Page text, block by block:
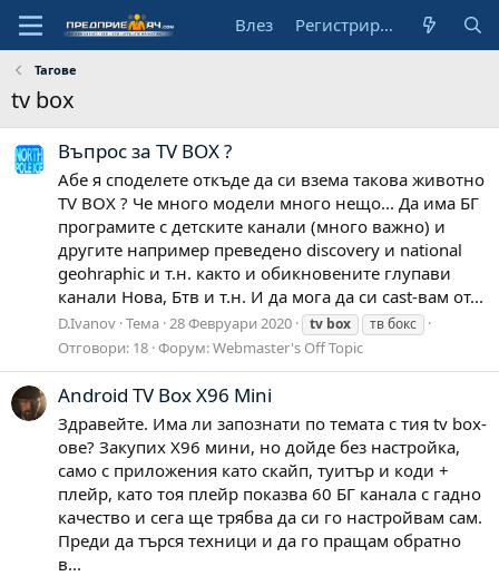
Влез Регистрирай се
Тагове
tv box
Въпрос за TV BOX ?
Абе я споделете откъде да си взема такова животно
TV BOX ? Че много модели много нещо... Да има БГ
програмите с детските канали (много важно) и
другите например преведено discovery и national
geohraphic и т.н. както и обикновените глупави
канали Нова, Бтв и т.н. И да мога да си cast-вам от...
D.Ivanov Тема 28 Февруари 2020 tv box тв бокс
Отговори: 18 Форум:Webmaster's Off Topic
Android TV Box X96 Mini
Здравейте. Има ли запознати по темата с тия tv box-
ове? Закупих Х96 мини, но дойде без настройка,
само с приложения като скайп, туитър и коди +
плейр, като тоя плейр показва 60 БГ канала с гадно
качество и сега ще трябва да си го настройвам сам.
Преди да търся техници и да го пращам обратно
в...